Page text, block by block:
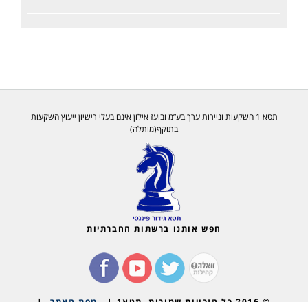
תטא 1 השקעות וניירות ערך בע”מ ובועז אילון אינם בעלי רישיון ייעוץ השקעות
בתוקף(מותלה)
חפש אותנו ברשתות החברתיות